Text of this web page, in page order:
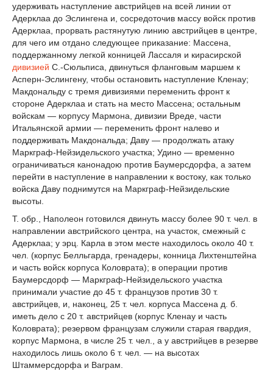
удерживать наступление австрийцев на всей линии от
Адерклаа до Эслингена и, сосредоточив массу войск против
Адерклаа, прорвать растянутую линию австрийцев в центре,
для чего им отдано следующее приказание: Массена,
поддержанному легкой конницей Лассаля и кирасирской
дивизией С.-Сюльписа, двинуться фланговым маршем к
Асперн-Эслингену, чтобы остановить наступление Кленау;
Макдональду с тремя дивизиями переменить фронт к
стороне Адерклаа и стать на место Массена; остальным
войскам — корпусу Мармона, дивизии Вреде, части
Итальянской армии — переменить фронт налево и
поддерживать Макдональда; Даву — продолжать атаку
Маркграф-Нейзидельского участка; Удино — временно
ограничиваться канонадою против Баумерсдорфа, а затем
перейти в наступление в направлении к востоку, как только
войска Даву поднимутся на Маркграф-Нейзидельские
высоты.
Т. обр., Наполеон готовился двинуть массу более 90 т. чел. в
направлении австрийского центра, на участок, смежный с
Адерклаа; у эрц. Карла в этом месте находилось около 40 т.
чел. (корпус Белльгарда, гренадеры, конница Лихтенштейна
и часть войск корпуса Коловрата); в операции против
Баумерсдорф — Маркграф-Нейзидельского участка
принимали участие до 45 т. французов против 30 т.
австрийцев, и, наконец, 25 т. чел. корпуса Массена д. б.
иметь дело с 20 т. австрийцев (корпус Кленау и часть
Коловрата); резервом французам служили старая гвардия,
корпус Мармона, в числе 25 т. чел., а у австрийцев в резерве
находилось лишь около 6 т. чел. — на высотах
Штаммерсдорфа и Ваграм.